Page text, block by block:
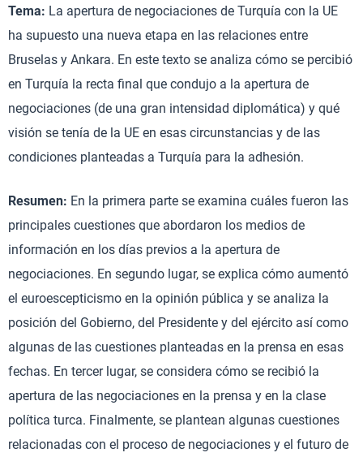
Tema: La apertura de negociaciones de Turquía con la UE
ha supuesto una nueva etapa en las relaciones entre
Bruselas y Ankara. En este texto se analiza cómo se percibió
en Turquía la recta final que condujo a la apertura de
negociaciones (de una gran intensidad diplomática) y qué
visión se tenía de la UE en esas circunstancias y de las
condiciones planteadas a Turquía para la adhesión.
Resumen: En la primera parte se examina cuáles fueron las
principales cuestiones que abordaron los medios de
información en los días previos a la apertura de
negociaciones. En segundo lugar, se explica cómo aumentó
el euroescepticismo en la opinión pública y se analiza la
posición del Gobierno, del Presidente y del ejército así como
algunas de las cuestiones planteadas en la prensa en esas
fechas. En tercer lugar, se considera cómo se recibió la
apertura de las negociaciones en la prensa y en la clase
política turca. Finalmente, se plantean algunas cuestiones
relacionadas con el proceso de negociaciones y el futuro de